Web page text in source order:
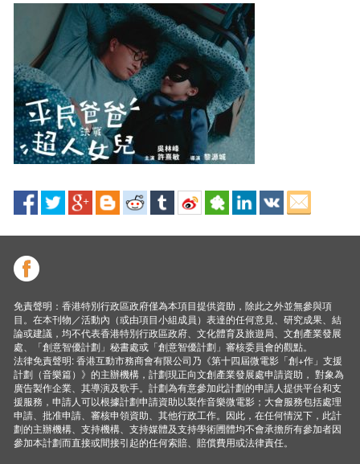
免責聲明：香港特別行政區政府僅為本項目提供資助，除此之外並無參與項
目。在本刊物／活動內（或由項目小組成員）表達的任何意見、研究成果、結
論或建議，均不代表香港特別行政區政府、文化體育及旅遊局、文創產業發展
處、「創意智優計劃」秘書處或「創意智優計劃」審核委員會的觀點。
法律免責聲明: 香港互動市務商會有限公司乃《第十四屆微電影「創+作」支援
計劃（音樂篇）》的主辦機構，計劃現正向文創產業發展處申請資助， 對象為
廣告製作企業、其導演及歌手。計劃為有意參加此計劃的申請人提供平台和支
援服務，申請人可以根據計劃申請資助以製作音樂微電影；大會服務包括處理
申請、批准申請、審核申領資助、其他行政工作。因此，在任何情況下，此計
劃的主辦機構、支持機構、支持媒體及支持學術圑體均不會承擔所有參加者因
參加本計劃而直接或間接引起的任何索賠、賠償費用或法律責任。